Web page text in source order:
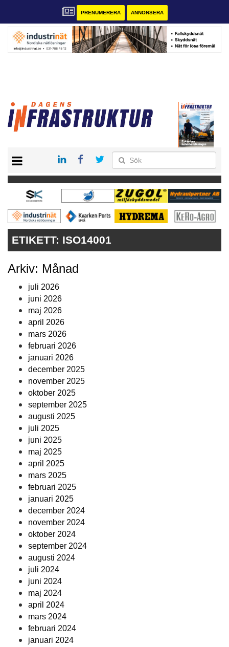
PRENUMERERA ANNONSERA
KONTAKT
VÅRA ANDRA MAGASIN
PRENUMERERA
ANNONSERA
ETIKETT: ISO14001
Arkiv: Månad
juli 2026
juni 2026
maj 2026
april 2026
mars 2026
februari 2026
januari 2026
december 2025
november 2025
oktober 2025
september 2025
augusti 2025
juli 2025
juni 2025
maj 2025
april 2025
mars 2025
februari 2025
januari 2025
december 2024
november 2024
oktober 2024
september 2024
augusti 2024
juli 2024
juni 2024
maj 2024
april 2024
mars 2024
februari 2024
januari 2024